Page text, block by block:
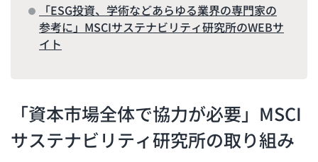
「ESG投資、学術などあらゆる業界の専門家の
参考に」MSCIサステナビリティ研究所のWEBサ
イト
「資本市場全体で協力が必要」MSCI
サステナビリティ研究所の取り組み